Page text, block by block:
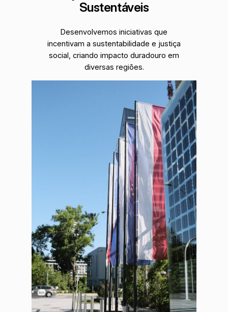
Sustentáveis
Desenvolvemos iniciativas que
incentivam a sustentabilidade e justiça
social, criando impacto duradouro em
diversas regiões.